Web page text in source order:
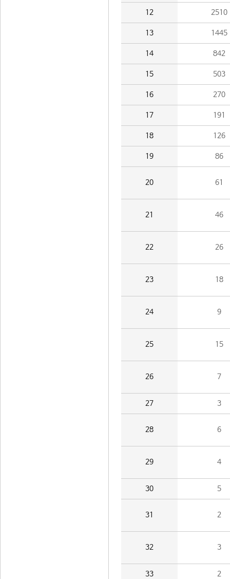
12 2510
13 1445
14 842
15 503
16 270
17 191
18 126
19 86
20 61
21 46
22 26
23 18
24 9
25 15
26 7
27 3
28 6
29 4
30 5
31 2
32 3
33 2